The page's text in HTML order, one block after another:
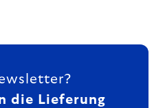
die Lieferung